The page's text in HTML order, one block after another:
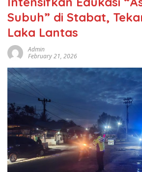
Subuh” di Stabat,
Laka Lantas
Admin
February 21, 2026